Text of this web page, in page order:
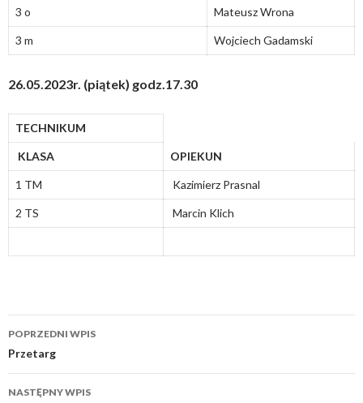
3 o Mateusz Wrona
3 m Wojciech Gadamski
26.05.2023r. (piątek) godz.17.30
TECHNIKUM
KLASA OPIEKUN
1 TM Kazimierz Prasnal
2 TS Marcin Klich
Nawigacja
wpisu
POPRZEDNI WPIS
Przetarg
NASTĘPNY WPIS